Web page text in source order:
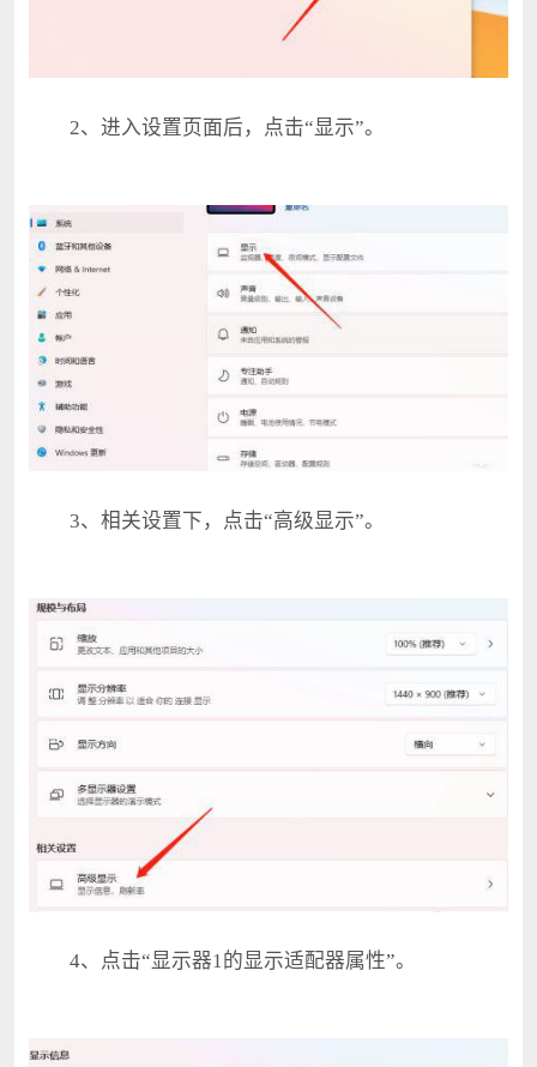
2、进入设置页面后，点击“显示”。
3、相关设置下，点击“高级显示”。
4、点击“显示器1的显示适配器属性”。